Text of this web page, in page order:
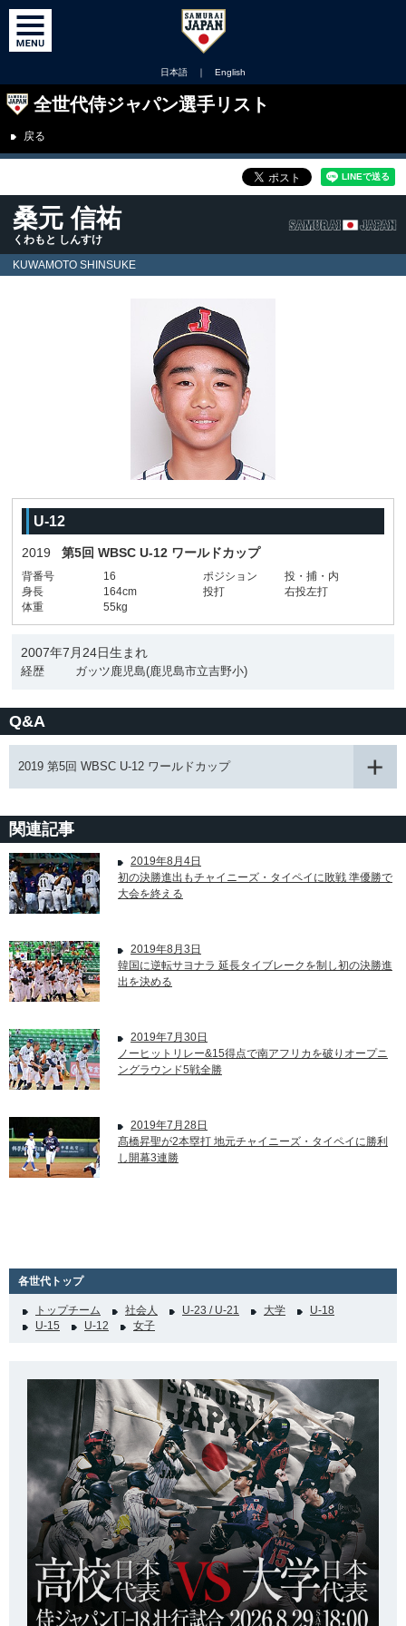
日本語 ｜ English
全世代侍ジャパン選手リスト
戻る
桑元 信祐
くわもと しんすけ
KUWAMOTO SHINSUKE
U-12
2019 第5回 WBSC U-12 ワールドカップ
背番号 16 ポジション
投・捕・内
身長
164cm 投打
右投左打
体重
55kg
2007年7月24日生まれ
経歴 ガッツ鹿児島(鹿児島市立吉野小)
Q&A
2019 第5回 WBSC U-12 ワールドカップ
関連記事
2019年8月4日
初の決勝進出もチャイニーズ・タイペイに敗戦 準優勝で
大会を終える
2019年8月3日
韓国に逆転サヨナラ 延長タイブレークを制し初の決勝進
出を決める
2019年7月30日
ノーヒットリレー&15得点で南アフリカを破りオープニ
ングラウンド5戦全勝
2019年7月28日
髙橋昇聖が2本塁打 地元チャイニーズ・タイペイに勝利
し開幕3連勝
各世代トップ
トップチーム 社会人 U-23 / U-21 大学
U-18
U-15
U-12 女子